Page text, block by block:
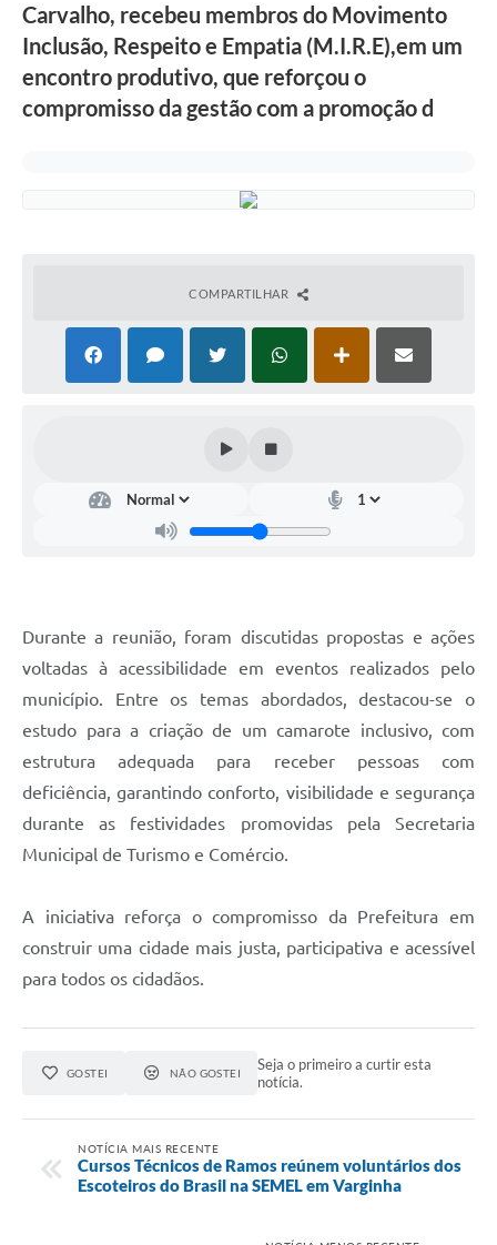
Carvalho, recebeu membros do Movimento
Inclusão, Respeito e Empatia (M.I.R.E),em um
encontro produtivo, que reforçou o
compromisso da gestão com a promoção d
COMPARTILHAR
Durante a reunião, foram discutidas propostas e ações
voltadas à acessibilidade em eventos realizados pelo
município. Entre os temas abordados, destacou-se o
estudo para a criação de um camarote inclusivo, com
estrutura adequada para receber pessoas com
deficiência, garantindo conforto, visibilidade e segurança
durante as festividades promovidas pela Secretaria
Municipal de Turismo e Comércio.
A iniciativa reforça o compromisso da Prefeitura em
construir uma cidade mais justa, participativa e acessível
para todos os cidadãos.
GOSTEI NÃO GOSTEI
Seja o primeiro a curtir esta
notícia.
NOTÍCIA MAIS RECENTE
Cursos Técnicos de Ramos reúnem voluntários dos
Escoteiros do Brasil na SEMEL em Varginha